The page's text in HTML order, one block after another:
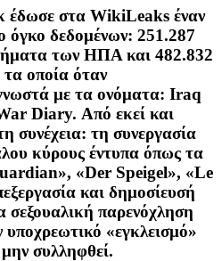
έδωσε στα WikiLeaks έναν
όγκο δεδομένων: 251.287
των ΗΠΑ και 482.832
οποία όταν
με τα ονόματα: Iraq
Diary. Από εκεί και
συνέχεια: τη συνεργασία
κύρους έντυπα όπως τα
«Der Speigel», «Le
και δημοσίευσή
σεξουαλική παρενόχληση
υποχρεωτικό «εγκλεισμό»
συλληφθεί.